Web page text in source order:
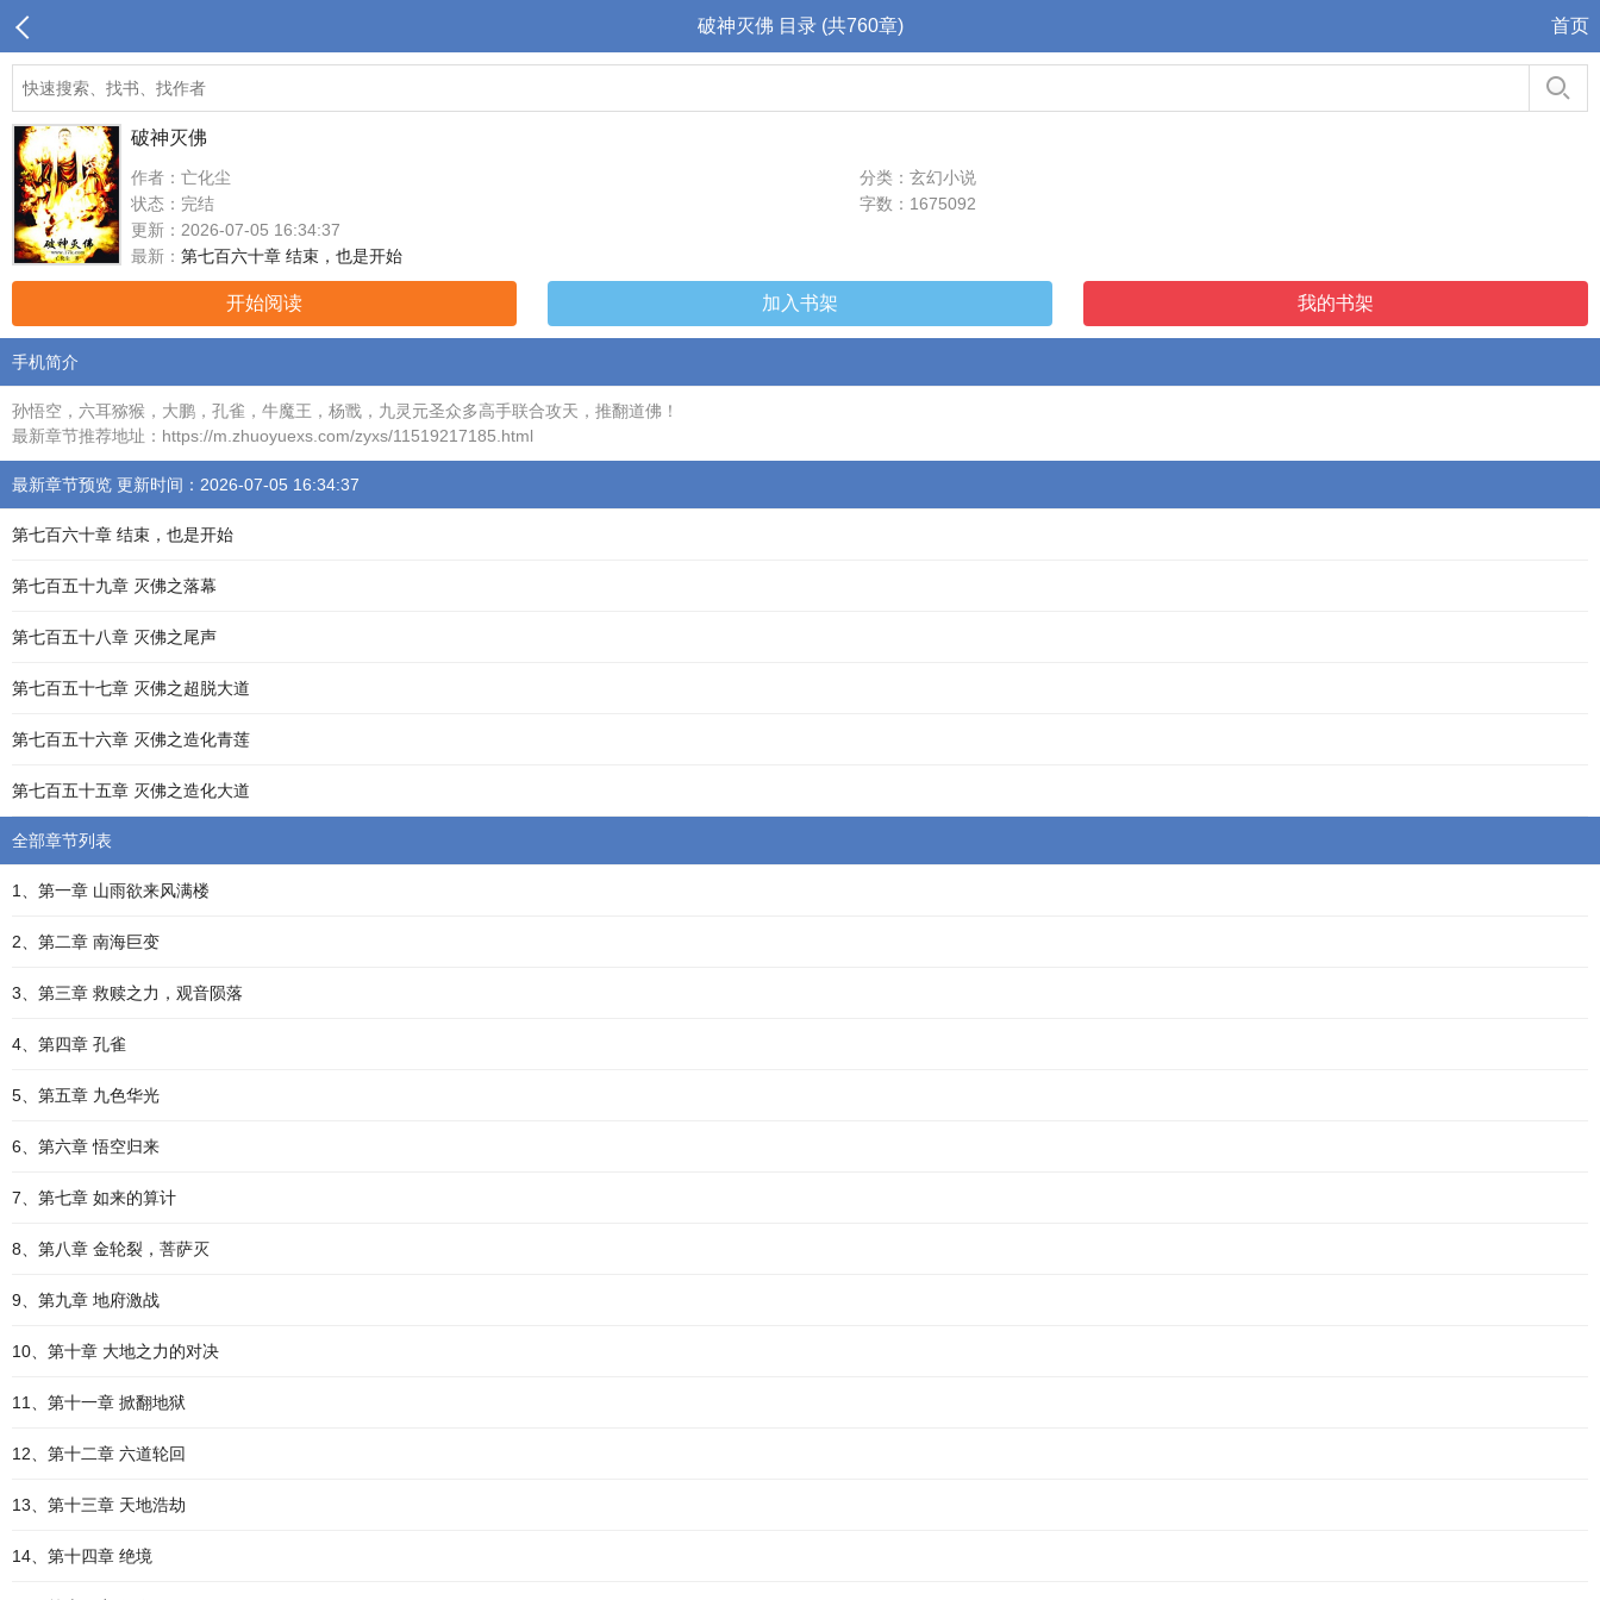
破神灭佛 目录 (共760章) 首页
破神灭佛
作者：亡化尘
分类：玄幻小说
状态：完结
字数：1675092
更新：2026-07-05 16:34:37
最新： 第七百六十章 结束，也是开始
开始阅读 加入书架 我的书架
手机简介
孙悟空，六耳猕猴，大鹏，孔雀，牛魔王，杨戬，九灵元圣众多高手联合攻天，推翻道佛！
最新章节推荐地址：https://m.zhuoyuexs.com/zyxs/11519217185.html
最新章节预览 更新时间：2026-07-05 16:34:37
第七百六十章 结束，也是开始
第七百五十九章 灭佛之落幕
第七百五十八章 灭佛之尾声
第七百五十七章 灭佛之超脱大道
第七百五十六章 灭佛之造化青莲
第七百五十五章 灭佛之造化大道
全部章节列表
1、第一章 山雨欲来风满楼
2、第二章 南海巨变
3、第三章 救赎之力，观音陨落
4、第四章 孔雀
5、第五章 九色华光
6、第六章 悟空归来
7、第七章 如来的算计
8、第八章 金轮裂，菩萨灭
9、第九章 地府激战
10、第十章 大地之力的对决
11、第十一章 掀翻地狱
12、第十二章 六道轮回
13、第十三章 天地浩劫
14、第十四章 绝境